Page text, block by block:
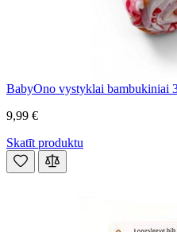
BabyOno vystyklai bambukiniai
9,99 €
Skatīt produktu